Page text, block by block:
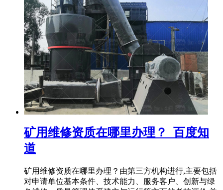
矿用维修资质在哪里办理？_百度知
道
矿用维修资质在哪里办理？由第三方机构进行,主要包括
对申请单位基本条件、技术能力、服务客户、创新与绿